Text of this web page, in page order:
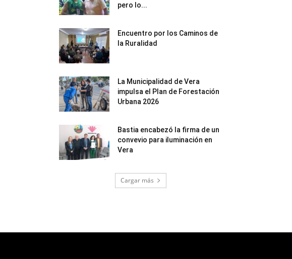
pero lo...
Encuentro por los Caminos de
la Ruralidad
La Municipalidad de Vera
impulsa el Plan de Forestación
Urbana 2026
Bastia encabezó la firma de un
convevio para iluminación en
Vera
Cargar más